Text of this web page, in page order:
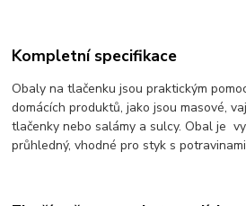
Kompletní specifikace
Obaly na tlačenku jsou praktickým
domácích produktů, jako jsou masové,
tlačenky nebo salámy a sulcy. Obal je
průhledný, vhodné pro styk s